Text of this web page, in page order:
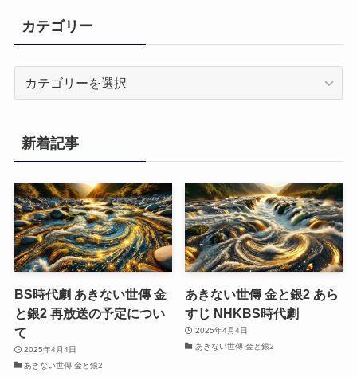
カテゴリー
リ
ー
新着記事
BS時代劇 あきない世傳 金
と銀2 再放送の予定につい
て
2025年4月4日
あきない世傳 金と銀2
あきない世傳 金と銀2 あら
すじ NHKBS時代劇
2025年4月4日
あきない世傳 金と銀2